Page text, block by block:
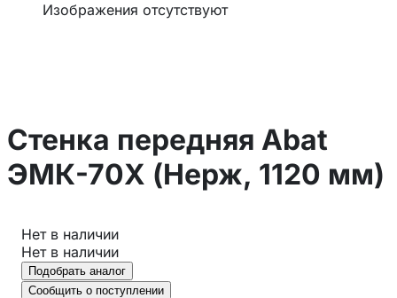
Изображения отсутствуют
Стенка передняя Abat
ЭМК-70Х (Нерж, 1120 мм)
Нет в наличии
Нет в наличии
Подобрать аналог
Сообщить о поступлении